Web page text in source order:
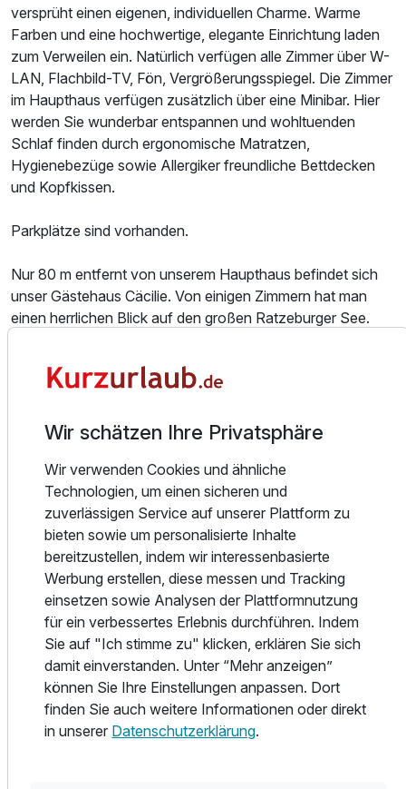
Ausstattung
Für 3 Tage p.P. ab 160,00 €
Doppelzimmer Superior
Ausstattung
Für 3 Tage p.P. ab170,00 €
Einzelzimmer Komfort
1 Erwachsenen und 1 Kind
versprüht einen eigenen, individuellen Charme. Warme
Farben und eine hochwertige, elegante Einrichtung laden
zum Verweilen ein. Natürlich verfügen alle Zimmer über W-
LAN, Flachbild-TV, Fön, Vergrößerungsspiegel. Die Zimmer
im Haupthaus verfügen zusätzlich über eine Minibar. Hier
werden Sie wunderbar entspannen und wohltuenden
Schlaf finden durch ergonomische Matratzen,
Hygienebezüge sowie Allergiker freundliche Bettdecken
und Kopfkissen.
Parkplätze sind vorhanden.
Nur 80 m entfernt von unserem Haupthaus befindet sich
unser Gästehaus Cäcilie. Von einigen Zimmern hat man
einen herrlichen Blick auf den großen Ratzeburger See.
ausgestattet. Das reichhaltige Wittlers-Verwöhn-
Seien Sie unser Gast und lassen Sie sich von uns
verwöhnen. Wir kochen mit hochwertigen regionalen
Produkten, ideenreich und mit viel Liebe zum Detail. Bei
allem, was wir zubereiten ist es unser Ziel, Ihnen einen
kulinarischen Genuss für alle Sinne zu ermöglichen. Wir
bieten Ihnen auf unserer ständig variierenden Karte
Gerichte in höchster Qualität aus frischen, saisonalen
sowie ökologischen Produkten. Dabei verzichten wir ganz
auf Zusatzstoffe. Um Ihnen ausnahmslos erstklassige
Qualität anzubieten, kommen die verwendeten
Lebensmittel zum größten Teil von Landwirten aus
Schleswig Holstein oder fangfrisch von Fischern unserer
Region. Wählen Sie zwischen deftiger heimischer oder
eher feiner, leichter Küche - stets aufmerksam und stilvoll
Wir schätzen Ihre Privatsphäre
Wir verwenden Cookies und ähnliche
Technologien, um einen sicheren und
zuverlässigen Service auf unserer Plattform zu
bieten sowie um personalisierte Inhalte
bereitzustellen, indem wir interessenbasierte
Werbung erstellen, diese messen und Tracking
einsetzen sowie Analysen der Plattformnutzung
für ein verbessertes Erlebnis durchführen. Indem
Sie auf "Ich stimme zu" klicken, erklären Sie sich
damit einverstanden. Unter “Mehr anzeigen”
können Sie Ihre Einstellungen anpassen. Dort
finden Sie auch weitere Informationen oder direkt
in unserer Datenschutzerklärung.